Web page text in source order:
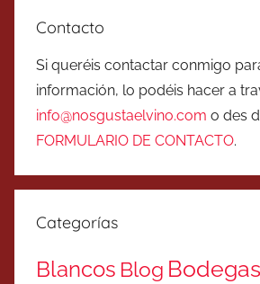
Contacto
Si queréis contactar conmigo
información, lo podéis hacer a
info@nosgustaelvino.com o des
FORMULARIO DE CONTACTO.
Categorías
Blancos Blog Bodegas